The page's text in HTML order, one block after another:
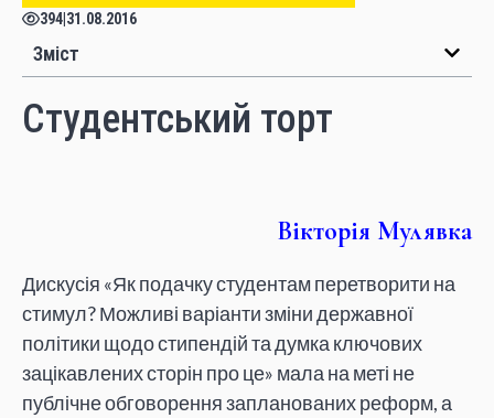
394 31.08.2016
Зміст
Студентський торт
Вікторія Мулявка
Дискусія «Як подачку студентам перетворити на
стимул? Можливі варіанти зміни державної
політики щодо стипендій та думка ключових
зацікавлених сторін про це» мала на меті не
публічне обговорення запланованих реформ, а